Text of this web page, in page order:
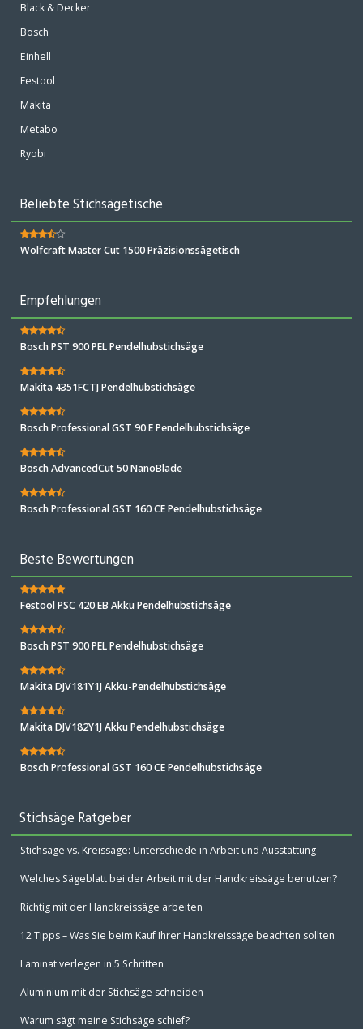
Black & Decker
Bosch
Einhell
Festool
Makita
Metabo
Ryobi
Beliebte Stichsägetische
Wolfcraft Master Cut 1500 Präzisionssägetisch
Empfehlungen
Bosch PST 900 PEL Pendelhubstichsäge
Makita 4351FCTJ Pendelhubstichsäge
Bosch Professional GST 90 E Pendelhubstichsäge
Bosch AdvancedCut 50 NanoBlade
Bosch Professional GST 160 CE Pendelhubstichsäge
Beste Bewertungen
Festool PSC 420 EB Akku Pendelhubstichsäge
Bosch PST 900 PEL Pendelhubstichsäge
Makita DJV181Y1J Akku-Pendelhubstichsäge
Makita DJV182Y1J Akku Pendelhubstichsäge
Bosch Professional GST 160 CE Pendelhubstichsäge
Stichsäge Ratgeber
Stichsäge vs. Kreissäge: Unterschiede in Arbeit und Ausstattung
Welches Sägeblatt bei der Arbeit mit der Handkreissäge benutzen?
Richtig mit der Handkreissäge arbeiten
12 Tipps – Was Sie beim Kauf Ihrer Handkreissäge beachten sollten
Laminat verlegen in 5 Schritten
Aluminium mit der Stichsäge schneiden
Warum sägt meine Stichsäge schief?